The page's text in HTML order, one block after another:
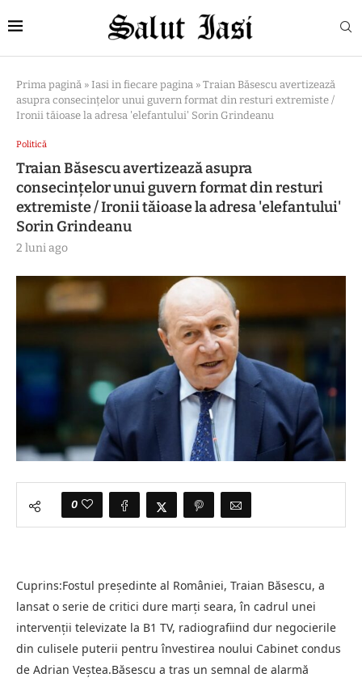
Prima pagină » Iasi in fiecare pagina » Traian Băsescu avertizează
asupra consecințelor unui guvern format din resturi extremiste /
Ironii tăioase la adresa 'elefantului' Sorin Grindeanu
Politică
Traian Băsescu avertizează asupra
consecințelor unui guvern format din resturi
extremiste / Ironii tăioase la adresa 'elefantului'
Sorin Grindeanu
2 luni ago
0
Cuprins:Fostul președinte al României, Traian Băsescu, a
lansat o serie de critici dure marți seara, în cadrul unei
intervenții televizate la B1 TV, radiografiind dur negocierile
din culisele puterii pentru învestirea noului Cabinet condus
de Adrian Veștea.Băsescu a tras un semnal de alarmă